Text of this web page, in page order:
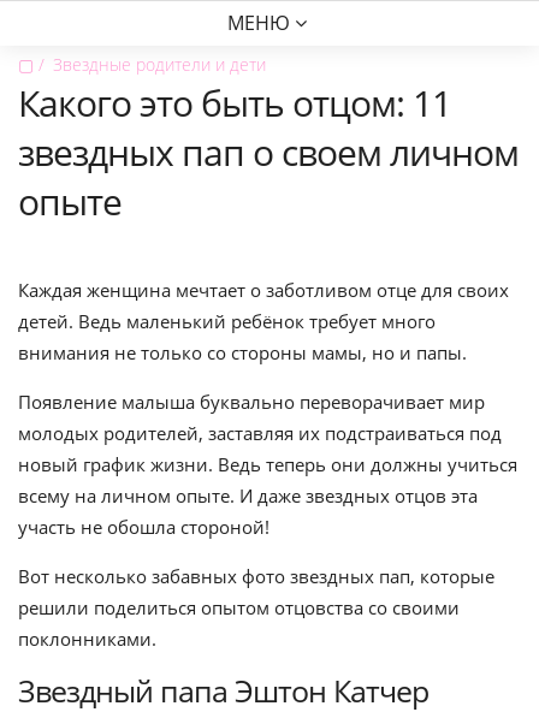
МЕНЮ
▢ Звездные родители и дети
Какого это быть отцом: 11
звездных пап о своем личном
опыте
Каждая женщина мечтает о заботливом отце для своих
детей. Ведь маленький ребёнок требует много
внимания не только со стороны мамы, но и папы.
Появление малыша буквально переворачивает мир
молодых родителей, заставляя их подстраиваться под
новый график жизни. Ведь теперь они должны учиться
всему на личном опыте. И даже звездных отцов эта
участь не обошла стороной!
Вот несколько забавных фото звездных пап, которые
решили поделиться опытом отцовства со своими
поклонниками.
Звездный папа Эштон Катчер